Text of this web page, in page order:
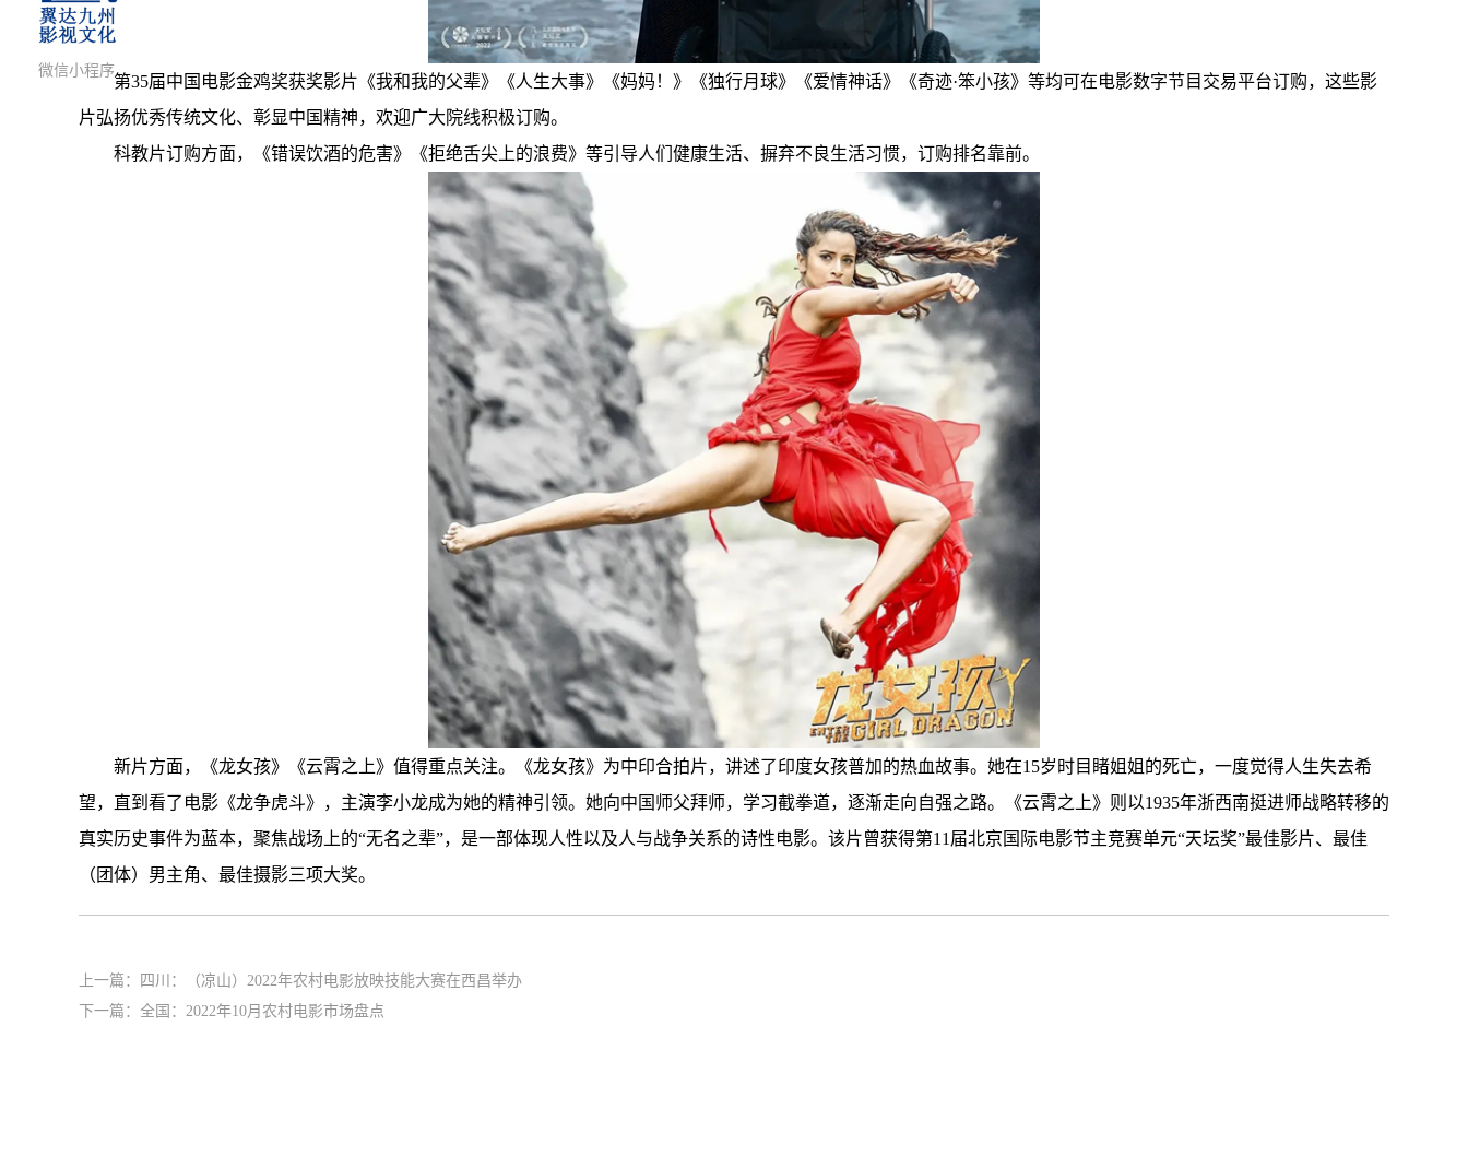
第35届中国电影金鸡奖获奖影片《我和我的父辈》《人生大事》《妈妈！》《独行月球》《爱情神话》《奇迹·笨小孩》等均可在电影数字节目交易平台订购，这些影
片弘扬优秀传统文化、彰显中国精神，欢迎广大院线积极订购。
科教片订购方面，《错误饮酒的危害》《拒绝舌尖上的浪费》等引导人们健康生活、摒弃不良生活习惯，订购排名靠前。
新片方面，《龙女孩》《云霄之上》值得重点关注。《龙女孩》为中印合拍片，讲述了印度女孩普加的热血故事。她在15岁时目睹姐姐的死亡，一度觉得人生失去希
望，直到看了电影《龙争虎斗》，主演李小龙成为她的精神引领。她向中国师父拜师，学习截拳道，逐渐走向自强之路。《云霄之上》则以1935年浙西南挺进师战略转移的
真实历史事件为蓝本，聚焦战场上的“无名之辈”，是一部体现人性以及人与战争关系的诗性电影。该片曾获得第11届北京国际电影节主竞赛单元“天坛奖”最佳影片、最佳
（团体）男主角、最佳摄影三项大奖。
上一篇：
四川：（凉山）2022年农村电影放映技能大赛在西昌举办
下一篇： 全国：2022年10月农村电影市场盘点
微信小程序